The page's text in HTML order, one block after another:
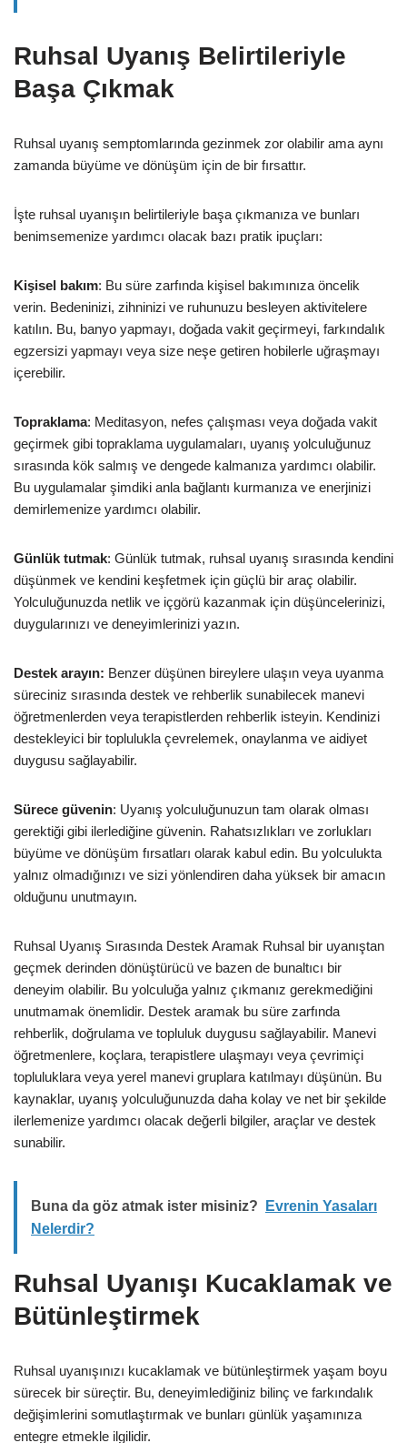
Ruhsal Uyanış Belirtileriyle
Başa Çıkmak
Ruhsal uyanış semptomlarında gezinmek zor olabilir ama aynı
zamanda büyüme ve dönüşüm için de bir fırsattır.
İşte ruhsal uyanışın belirtileriyle başa çıkmanıza ve bunları
benimsemenize yardımcı olacak bazı pratik ipuçları:
Kişisel bakım: Bu süre zarfında kişisel bakımınıza öncelik
verin. Bedeninizi, zihninizi ve ruhunuzu besleyen aktivitelere
katılın. Bu, banyo yapmayı, doğada vakit geçirmeyi, farkındalık
egzersizi yapmayı veya size neşe getiren hobilerle uğraşmayı
içerebilir.
Topraklama: Meditasyon, nefes çalışması veya doğada vakit
geçirmek gibi topraklama uygulamaları, uyanış yolculuğunuz
sırasında kök salmış ve dengede kalmanıza yardımcı olabilir.
Bu uygulamalar şimdiki anla bağlantı kurmanıza ve enerjinizi
demirlemenize yardımcı olabilir.
Günlük tutmak: Günlük tutmak, ruhsal uyanış sırasında kendini
düşünmek ve kendini keşfetmek için güçlü bir araç olabilir.
Yolculuğunuzda netlik ve içgörü kazanmak için düşüncelerinizi,
duygularınızı ve deneyimlerinizi yazın.
Destek arayın: Benzer düşünen bireylere ulaşın veya uyanma
süreciniz sırasında destek ve rehberlik sunabilecek manevi
öğretmenlerden veya terapistlerden rehberlik isteyin. Kendinizi
destekleyici bir toplulukla çevrelemek, onaylanma ve aidiyet
duygusu sağlayabilir.
Sürece güvenin: Uyanış yolculuğunuzun tam olarak olması
gerektiği gibi ilerlediğine güvenin. Rahatsızlıkları ve zorlukları
büyüme ve dönüşüm fırsatları olarak kabul edin. Bu yolculukta
yalnız olmadığınızı ve sizi yönlendiren daha yüksek bir amacın
olduğunu unutmayın.
Ruhsal Uyanış Sırasında Destek Aramak Ruhsal bir uyanıştan
geçmek derinden dönüştürücü ve bazen de bunaltıcı bir
deneyim olabilir. Bu yolculuğa yalnız çıkmanız gerekmediğini
unutmamak önemlidir. Destek aramak bu süre zarfında
rehberlik, doğrulama ve topluluk duygusu sağlayabilir. Manevi
öğretmenlere, koçlara, terapistlere ulaşmayı veya çevrimiçi
topluluklara veya yerel manevi gruplara katılmayı düşünün. Bu
kaynaklar, uyanış yolculuğunuzda daha kolay ve net bir şekilde
ilerlemenize yardımcı olacak değerli bilgiler, araçlar ve destek
sunabilir.
Buna da göz atmak ister misiniz?
Evrenin Yasaları
Nelerdir?
Ruhsal Uyanışı Kucaklamak ve
Bütünleştirmek
Ruhsal uyanışınızı kucaklamak ve bütünleştirmek yaşam boyu
sürecek bir süreçtir. Bu, deneyimlediğiniz bilinç ve farkındalık
değişimlerini somutlaştırmak ve bunları günlük yaşamınıza
entegre etmekle ilgilidir.